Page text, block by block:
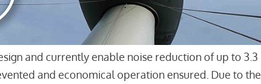
and currently enable noise reduction of up to 3.3
and economical operation ensured. Due to the